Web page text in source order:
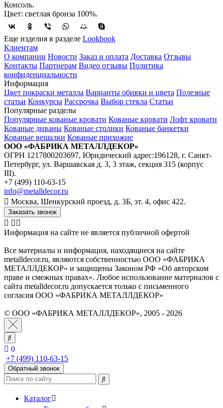
Консоль.
Цвет: светлая бронза 100%.
Еще изделия в разделе Lookbook
Клиентам
О компании Новости Заказ и оплата Доставка Отзывы
Контакты Партнерам Видео отзывы Политика
конфиденциальности
Информация
Цвет покраски металла Варианты обивки и цвета Полезные
статьи Конкурсы Рассрочка Выбор стекла Статьи
Популярные разделы
Популярные кованые кровати Кованые кровати Лофт кровати
Кованые диваны Кованые столики Кованые банкетки
Кованые вешалки Кованые прихожие
ООО «ФАБРИКА МЕТАЛЛДЕКОР»
ОГРН 1217800203697, Юридический адрес:196128, г. Санкт-
Петербург, ул. Варшавская д. 3, 3 этаж, секция 315 (корпус
III).
+7 (499) 110-63-15
info@metalldecor.ru
Москва, Шенкурский проезд, д. 3Б, эт. 4, офис 422.
Заказать звонок
Информация на сайте не является публичной офертой
Все материалы и информация, находящиеся на сайте
metalldecor.ru, являются собственностью ООО «ФАБРИКА
МЕТАЛЛДЕКОР» и защищены Законом РФ «Об авторском
праве и смежных правах». Любое использование материалов с
сайта metalldecor.ru допускается только с письменного
согласия ООО «ФАБРИКА МЕТАЛЛДЕКОР»
© ООО «ФАБРИКА МЕТАЛЛДЕКОР», 2005 - 2026
0
+7 (499) 110-63-15
Обратный звонок
Каталог